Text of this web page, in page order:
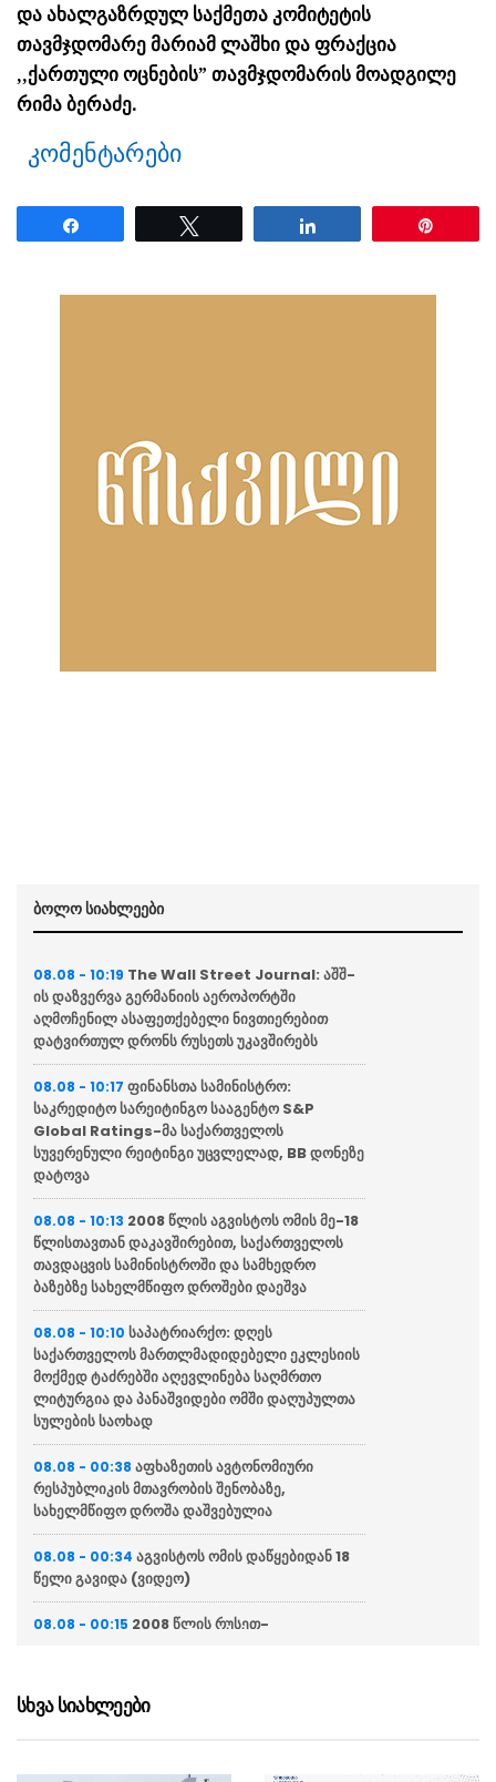
და ახალგაზრდულ საქმეთა კომიტეტის
თავმჯდომარე მარიამ ლაშხი და ფრაქცია
,,ქართული ოცნების” თავმჯდომარის მოადგილე
რიმა ბერაძე.
კომენტარები
ბოლო სიახლეები
08.08 - 10:19 The Wall Street Journal: აშშ-
ის დაზვერვა გერმანიის აეროპორტში
აღმოჩენილ ასაფეთქებელი ნივთიერებით
დატვირთულ დრონს რუსეთს უკავშირებს
08.08 - 10:17 ფინანსთა სამინისტრო:
საკრედიტო სარეიტინგო სააგენტო S&P
Global Ratings-მა საქართველოს
სუვერენული რეიტინგი უცვლელად, BB დონეზე
დატოვა
08.08 - 10:13 2008 წლის აგვისტოს ომის მე-18
წლისთავთან დაკავშირებით, საქართველოს
თავდაცვის სამინისტროში და სამხედრო
ბაზებზე სახელმწიფო დროშები დაეშვა
08.08 - 10:10 საპატრიარქო: დღეს
საქართველოს მართლმადიდებელი ეკლესიის
მოქმედ ტაძრებში აღევლინება საღმრთო
ლიტურგია და პანაშვიდები ომში დაღუპულთა
სულების საოხად
08.08 - 00:38 აფხაზეთის ავტონომიური
რესპუბლიკის მთავრობის შენობაზე,
სახელმწიფო დროშა დაშვებულია
08.08 - 00:34 აგვისტოს ომის დაწყებიდან 18
წელი გავიდა (ვიდეო)
08.08 - 00:15 2008 წლის რუსეთ-
შენობაზე სახელმწიფო დროშა დაეშვა
სხვა სიახლეები